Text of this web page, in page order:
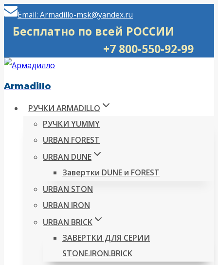
Перейти
Email: Armadillo-msk@yandex.ru
Бесплатно по всей РОССИИ
+7 800-550-92-99
Armadillo
РУЧКИ ARMADILLO
РУЧКИ YUMMY
URBAN FOREST
URBAN DUNE
Завертки DUNE и FOREST
URBAN STON
URBAN IRON
URBAN BRICK
ЗАВЕРТКИ ДЛЯ СЕРИИ
STONE.IRON.BRICK